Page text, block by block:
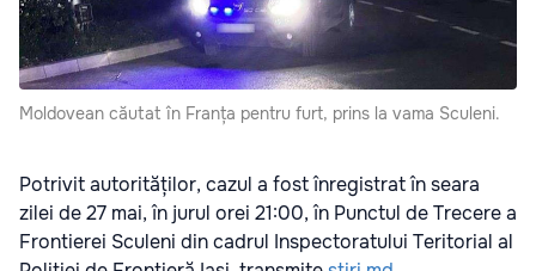
Moldovean căutat în Franța pentru furt, prins la vama Sculeni.
Potrivit autorităților, cazul a fost înregistrat în seara
zilei de 27 mai, în jurul orei 21:00, în Punctul de Trecere a
Frontierei Sculeni din cadrul Inspectoratului Teritorial al